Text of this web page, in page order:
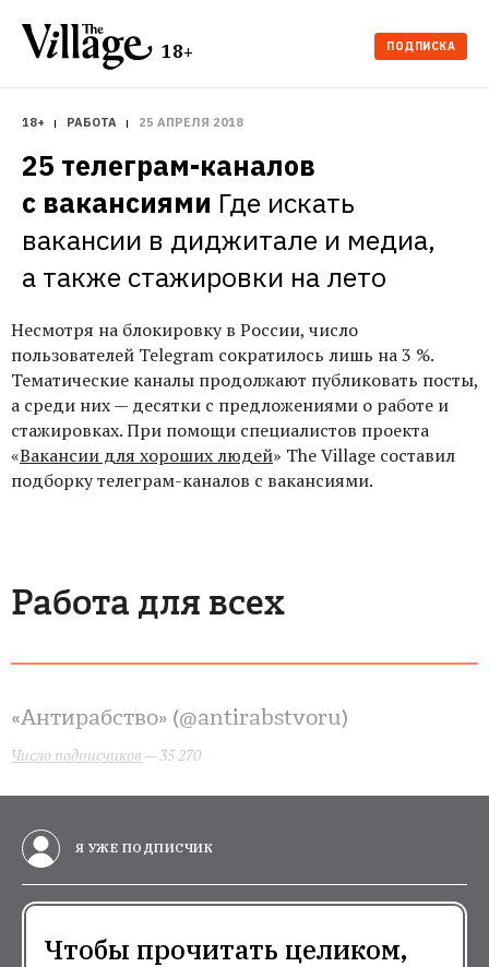
18+ ПОДПИСКА
18+ РАБОТА 25 АПРЕЛЯ 2018
25 телеграм-каналов
с вакансиями Где искать
вакансии в диджитале и медиа,
а также стажировки на лето
Несмотря на блокировку в России, число
пользователей Telegram сократилось лишь на 3 %.
Тематические каналы продолжают публиковать посты,
а среди них — десятки с предложениями о работе и
стажировках. При помощи специалистов проекта
«Вакансии для хороших людей» The Village составил
подборку телеграм-каналов с вакансиями.
Работа для всех
«Антирабство» (@antirabstvoru)
Число подписчиков — 35 270
Я УЖЕ ПОДПИСЧИК
Чтобы прочитать целиком,